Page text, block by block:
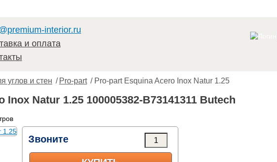
interior.ru
и оплата
углов и стен / Pro-part / Pro-part Esquina Acero Inox Natur 1.25
Natur 1.25 100005382-B73141311 Butech
Звоните